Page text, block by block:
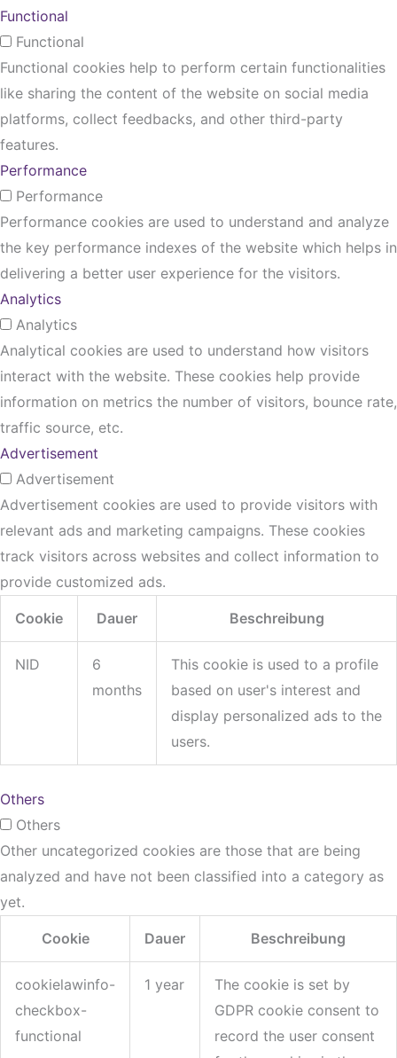
Functional
Functional
Functional cookies help to perform certain functionalities
like sharing the content of the website on social media
platforms, collect feedbacks, and other third-party
features.
Performance
Performance
Performance cookies are used to understand and analyze
the key performance indexes of the website which helps in
delivering a better user experience for the visitors.
Analytics
Analytics
Analytical cookies are used to understand how visitors
interact with the website. These cookies help provide
information on metrics the number of visitors, bounce rate,
traffic source, etc.
Advertisement
Advertisement
Advertisement cookies are used to provide visitors with
relevant ads and marketing campaigns. These cookies
track visitors across websites and collect information to
provide customized ads.
Cookie Dauer Beschreibung
NID
6
months
This cookie is used to a profile
based on user's interest and
display personalized ads to the
users.
Others
Others
Other uncategorized cookies are those that are being
analyzed and have not been classified into a category as
yet.
Cookie Dauer Beschreibung
cookielawinfo-
checkbox-
functional
1 year
The cookie is set by
GDPR cookie consent to
record the user consent